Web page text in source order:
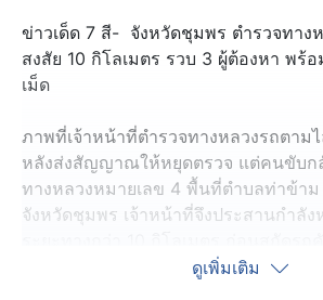
ข่าวเด็ด 7 สี- จังหวัดชุมพร ตำรวจทาง
สงสัย 10 กิโลเมตร รวบ 3 ผู้ต้องหา พร้
เม็ด
ภาพที่เจ้าหน้าที่ตำรวจทางหลวงรถตามไ
หลังส่งสัญญาณให้หยุดตรวจ แต่คนขับก
ทางหลวงหมายเลข 4 พื้นที่ตำบลท่าข้าม
จังหวัดชุมพร เจ้าหน้าที่จึงประสานกำลัง
ดูเพิ่มเติม